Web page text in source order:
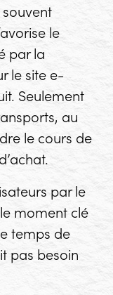
le
par la
le site e-
Seulement
au
le cours de
par le
moment clé
temps de
pas besoin